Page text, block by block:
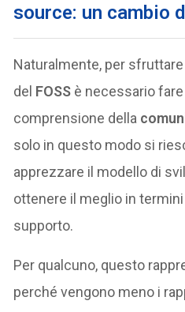
source: un cambio
Naturalmente, per
del FOSS è necessario
comprensione della
solo in questo modo si
apprezzare il modello di
ottenere il meglio in
supporto.
Per qualcuno, questo
perché vengono meno i